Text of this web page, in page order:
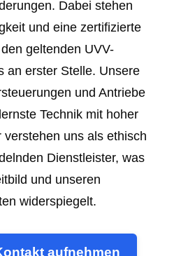
Dabei stehen
und eine zertifizierte
geltenden UVV-
an erster Stelle. Unsere
und Antriebe
Technik mit hoher
verstehen uns als ethisch
Dienstleister, was
und unseren
widerspiegelt.
aufnehmen